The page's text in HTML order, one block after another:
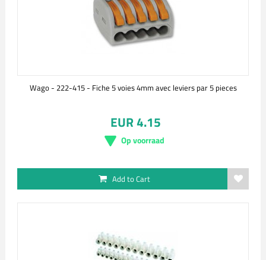
Wago - 222-415 - Fiche 5 voies 4mm avec leviers par 5 pieces
EUR 4.15
Op voorraad
Add to Cart